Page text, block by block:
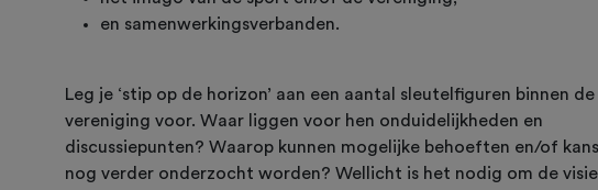
en samenwerkingsverbanden.
Leg je ‘stip op de horizon’ aan een aantal sleutelfiguren binnen de
vereniging voor. Waar liggen voor hen onduidelijkheden en
discussiepunten? Waarop kunnen mogelijke behoeften en/of
nog verder onderzocht worden? Wellicht is het nodig om de